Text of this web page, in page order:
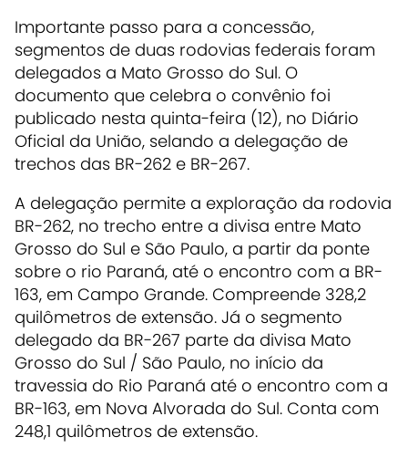
Importante passo para a concessão,
segmentos de duas rodovias federais foram
delegados a Mato Grosso do Sul. O
documento que celebra o convênio foi
publicado nesta quinta-feira (12), no Diário
Oficial da União, selando a delegação de
trechos das BR-262 e BR-267.
A delegação permite a exploração da rodovia
BR-262, no trecho entre a divisa entre Mato
Grosso do Sul e São Paulo, a partir da ponte
sobre o rio Paraná, até o encontro com a BR-
163, em Campo Grande. Compreende 328,2
quilômetros de extensão. Já o segmento
delegado da BR-267 parte da divisa Mato
Grosso do Sul / São Paulo, no início da
travessia do Rio Paraná até o encontro com a
BR-163, em Nova Alvorada do Sul. Conta com
248,1 quilômetros de extensão.